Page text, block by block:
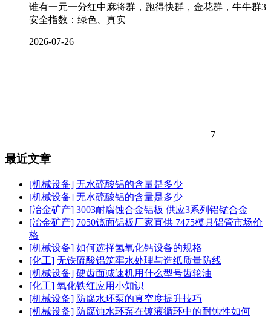
谁有一元一分红中麻将群，跑得快群，金花群，牛牛群3
安全指数：绿色、真实
2026-07-26
7
最近文章
[机械设备] 无水硫酸铝的含量是多少
[机械设备] 无水硫酸铝的含量是多少
[冶金矿产] 3003耐腐蚀合金铝板 供应3系列铝锰合金
[冶金矿产] 7050镜面铝板厂家直供 7475模具铝管市场价
格
[机械设备] 如何选择氢氧化钙设备的规格
[化工] 无铁硫酸铝筑牢水处理与造纸质量防线
[机械设备] 硬齿面减速机用什么型号齿轮油
[化工] 氧化铁红应用小知识
[机械设备] 防腐水环泵的真空度提升技巧
[机械设备] 防腐蚀水环泵在镀液循环中的耐蚀性如何